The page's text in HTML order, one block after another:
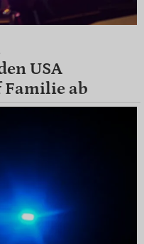
USA
Familie ab